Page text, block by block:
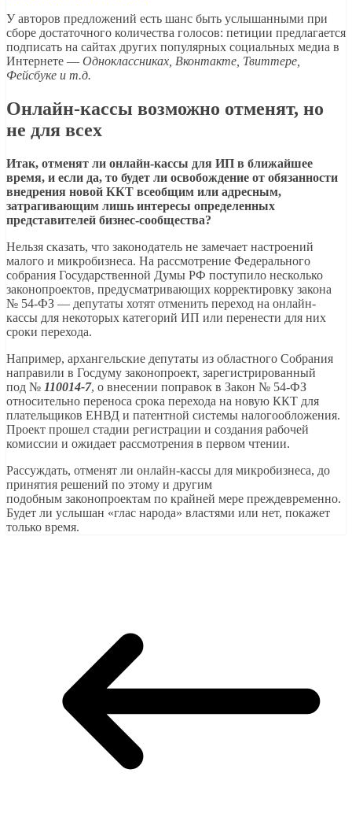
У авторов предложений есть шанс быть услышанными при
сборе достаточного количества голосов: петиции предлагается
подписать на сайтах других популярных социальных медиа в
Интернете — Одноклассниках, Вконтакте, Твиттере,
Фейсбуке и т.д.
Онлайн-кассы возможно отменят, но
не для всех
Итак, отменят ли онлайн-кассы для ИП в ближайшее
время, и если да, то будет ли освобождение от обязанности
внедрения новой ККТ всеобщим или адресным,
затрагивающим лишь интересы определенных
представителей бизнес-сообщества?
Нельзя сказать, что законодатель не замечает настроений
малого и микробизнеса. На рассмотрение Федерального
собрания Государственной Думы РФ поступило несколько
законопроектов, предусматривающих корректировку закона
№ 54-ФЗ — депутаты хотят отменить переход на онлайн-
кассы для некоторых категорий ИП или перенести для них
сроки перехода.
Например, архангельские депутаты из областного Собрания
направили в Госдуму законопроект, зарегистрированный
под № 110014-7, о внесении поправок в Закон № 54-ФЗ
относительно переноса срока перехода на новую ККТ для
плательщиков ЕНВД и патентной системы налогообложения.
Проект прошел стадии регистрации и создания рабочей
комиссии и ожидает рассмотрения в первом чтении.
Рассуждать, отменят ли онлайн-кассы для микробизнеса, до
принятия решений по этому и другим
подобным законопроектам по крайней мере преждевременно.
Будет ли услышан «глас народа» властями или нет, покажет
только время.